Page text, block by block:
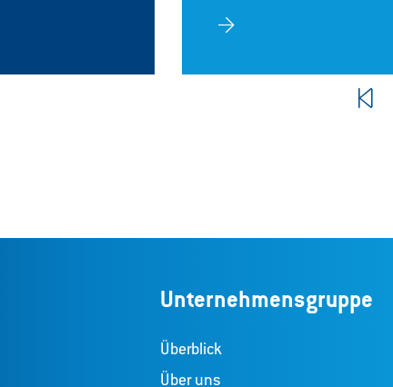
Unternehmensgruppe
Überblick
Über uns